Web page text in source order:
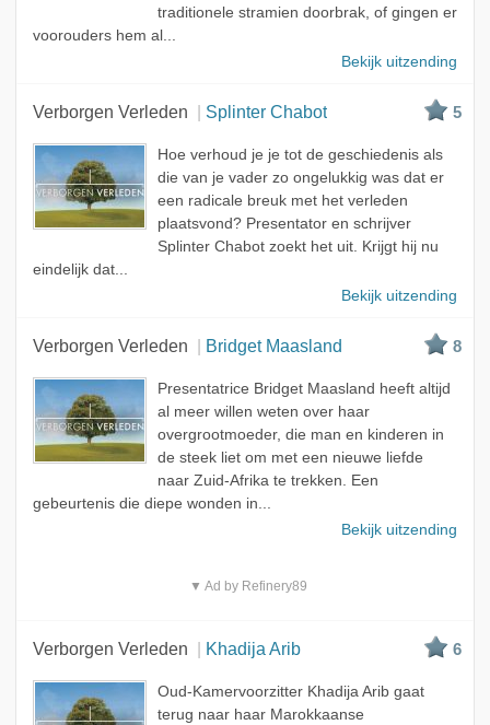
traditionele stramien doorbrak, of gingen er
voorouders hem al...
Bekijk uitzending
Verborgen Verleden Splinter Chabot 5
Hoe verhoud je je tot de geschiedenis als
die van je vader zo ongelukkig was dat er
een radicale breuk met het verleden
plaatsvond? Presentator en schrijver
Splinter Chabot zoekt het uit. Krijgt hij nu
eindelijk dat...
Bekijk uitzending
Verborgen Verleden Bridget Maasland 8
Presentatrice Bridget Maasland heeft altijd
al meer willen weten over haar
overgrootmoeder, die man en kinderen in
de steek liet om met een nieuwe liefde
naar Zuid-Afrika te trekken. Een
gebeurtenis die diepe wonden in...
Bekijk uitzending
▼ Ad by Refinery89
Verborgen Verleden Khadija Arib 6
Oud-Kamervoorzitter Khadija Arib gaat
terug naar haar Marokkaanse